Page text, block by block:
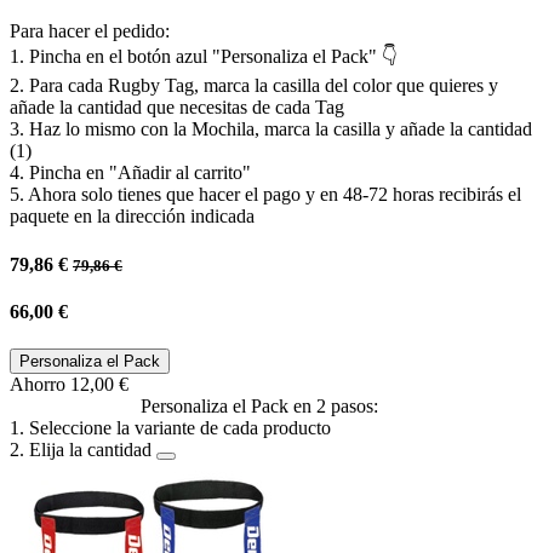
Para hacer el pedido:
1. Pincha en el botón azul "Personaliza el Pack" 👇
2. Para cada Rugby Tag, marca la casilla del color que quieres y
añade la cantidad que necesitas de cada Tag
3. Haz lo mismo con la Mochila, marca la casilla y añade la cantidad
(1)
4. Pincha en "Añadir al carrito"
5. Ahora solo tienes que hacer el pago y en 48-72 horas recibirás el
paquete en la dirección indicada
79,86 € 79,86€
66,00 €
Personaliza el Pack
Ahorro 12,00 €
Personaliza el Pack en 2 pasos:
1. Seleccione la variante de cada producto
2. Elija la cantidad